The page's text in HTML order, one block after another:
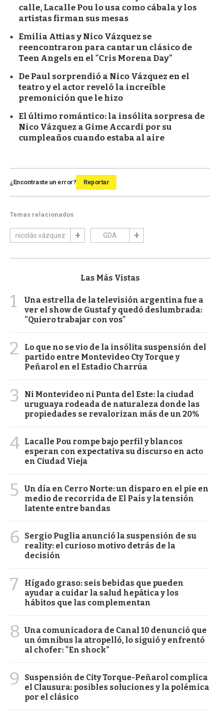
calle, Lacalle Pou lo usa como cábala y los
artistas firman sus mesas
Emilia Attias y Nico Vázquez se
reencontraron para cantar un clásico de
Teen Angels en el "Cris Morena Day"
De Paul sorprendió a Nico Vázquez en el
teatro y el actor reveló la increíble
premonición que le hizo
El último romántico: la insólita sorpresa de
Nico Vázquez a Gime Accardi por su
cumpleaños cuando estaba al aire
¿Encontraste un error? Reportar
Temas relacionados
nicolás vázquez GDA
Las Más Vistas
1
Una estrella de la televisión argentina fue a
ver el show de Gustaf y quedó deslumbrada:
"Quiero trabajar con vos"
2
Lo que no se vio de la insólita suspensión del
partido entre Montevideo Cty Torque y
Peñarol en el Estadio Charrúa
3
Ni Montevideo ni Punta del Este: la ciudad
uruguaya rodeada de naturaleza donde las
propiedades se revalorizan más de un 20%
4 Lacalle Pou rompe bajo perfil y blancos
esperan con expectativa su discurso en acto
en Ciudad Vieja
5
Un día en Cerro Norte: un disparo en el pie en
medio de recorrida de El País y la tensión
latente entre bandas
6
Sergio Puglia anunció la suspensión de su
reality: el curioso motivo detrás de la
decisión
7
Hígado graso: seis bebidas que pueden
ayudar a cuidar la salud hepática y los
hábitos que las complementan
8 Una comunicadora de Canal 10 denunció que
un ómnibus la atropelló, lo siguió y enfrentó
al chofer: "En shock"
9
Suspensión de City Torque-Peñarol complica
el Clausura: posibles soluciones y la polémica
por el clásico